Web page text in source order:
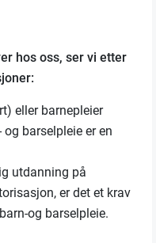
hos oss, ser vi etter
eller barnepleier
barselpleie er en
utdanning på
er det et krav
og barselpleie.